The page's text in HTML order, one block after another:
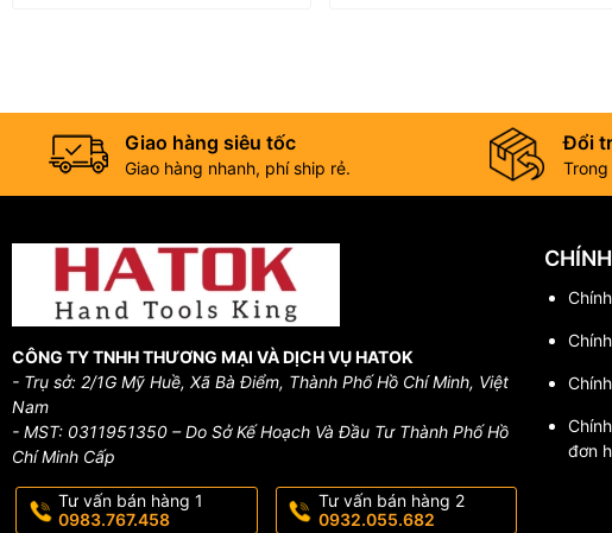
Giao hàng siêu tốc
Giao hàng nhanh, phí ship rẻ.
Đổi
CÔNG TY TNHH THƯƠNG MẠI VÀ DỊCH VỤ HATOK
- Trụ sở: 2/1G Mỹ Huề, Xã Bà Điểm, Thành Phố Hồ Chí Minh, Việt
Nam
- MST: 0311951350 – Do Sở Kế Hoạch Và Đầu Tư Thành Phố Hồ
Chí Minh Cấp
Tư vấn bán hàng 1
0983.767.458
Tư vấn bán hàng 2
0932.055.682
đơn